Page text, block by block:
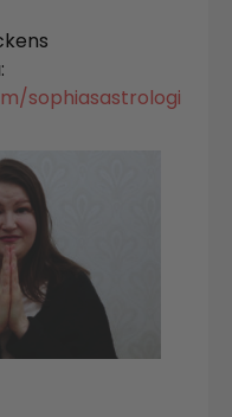
sophiasastrologi